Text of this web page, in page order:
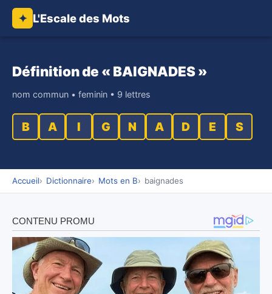
✦ L'Escale des Mots
Définition de « BAIGNADES »
nom commun • feminin • 9 lettres
B A I G N A D E S
Accueil Dictionnaire Mots en B baignades